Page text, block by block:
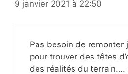
9 janvier 2021 à 22:50
Pas besoin de remonter
pour trouver des têtes
des réalités du terrain….